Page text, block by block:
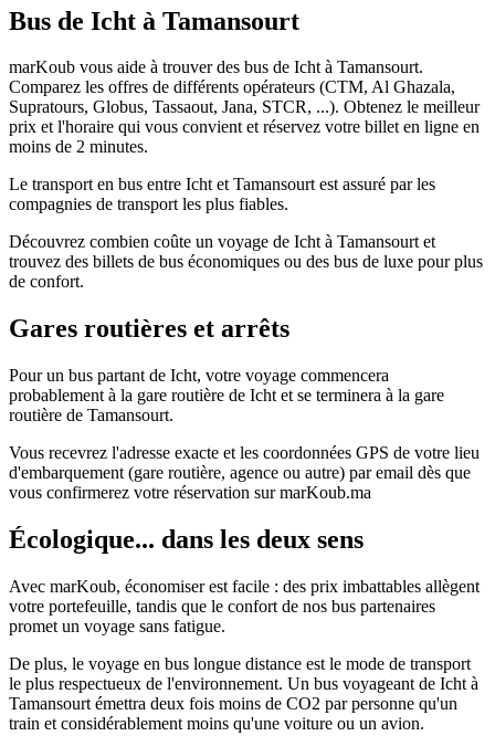
Bus de Icht à Tamansourt
marKoub vous aide à trouver des bus de Icht à Tamansourt.
Comparez les offres de différents opérateurs (CTM, Al Ghazala,
Supratours, Globus, Tassaout, Jana, STCR, ...). Obtenez le meilleur
prix et l'horaire qui vous convient et réservez votre billet en ligne en
moins de 2 minutes.
Le transport en bus entre Icht et Tamansourt est assuré par les
compagnies de transport les plus fiables.
Découvrez combien coûte un voyage de Icht à Tamansourt et
trouvez des billets de bus économiques ou des bus de luxe pour plus
de confort.
Gares routières et arrêts
Pour un bus partant de Icht, votre voyage commencera
probablement à la gare routière de Icht et se terminera à la gare
routière de Tamansourt.
Vous recevrez l'adresse exacte et les coordonnées GPS de votre lieu
d'embarquement (gare routière, agence ou autre) par email dès que
vous confirmerez votre réservation sur marKoub.ma
Écologique... dans les deux sens
Avec marKoub, économiser est facile : des prix imbattables allègent
votre portefeuille, tandis que le confort de nos bus partenaires
promet un voyage sans fatigue.
De plus, le voyage en bus longue distance est le mode de transport
le plus respectueux de l'environnement. Un bus voyageant de Icht à
Tamansourt émettra deux fois moins de CO2 par personne qu'un
train et considérablement moins qu'une voiture ou un avion.